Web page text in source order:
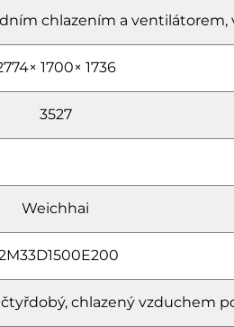
chlazením a ventilátorem,
1700× 1736
3527
Weichhai
čtyřdobý, chlazený vzduchem